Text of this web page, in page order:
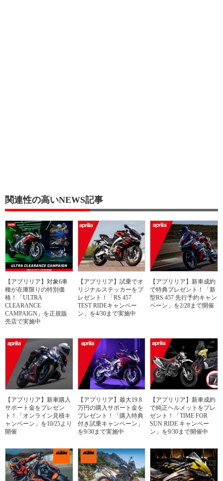
関連性の高いNEWS記事
【アプリリア】対象6車
種が在庫限りの特別価
格！「ULTRA
CLEARANCE
CAMPAIGN」を正規販
売店で実施中
【アプリリア】試乗でオ
リジナルステッカーをプ
レゼント！「RS 457
TEST RIDEキャンペー
ン」を4/30まで実施中
【アプリリア】新車成約
で特典プレゼント！「新
型RS 457 先行予約キャン
ペーン」を2/28まで開催
【アプリリア】新車購入
サポート金をプレゼン
ト！「オンライン見積キ
ャンペーン」を10/25より
開催
【アプリリア】最大19.8
万円の購入サポート金を
プレゼント！「購入特典
付き試乗キャンペーン」
を9/30まで実施中
【アプリリア】新車成約
で純正ヘルメットをプレ
ゼント！「TIME FOR
SUN RIDE キャンペー
ン」を9/30まで開催中